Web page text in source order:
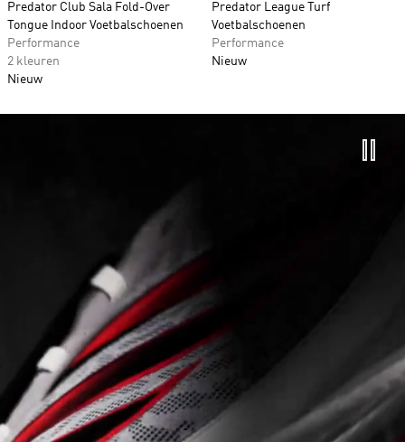
Predator Club Sala Fold-Over
Tongue Indoor Voetbalschoenen
Performance
2 kleuren
Nieuw
Predator League Turf
Voetbalschoenen
Performance
Nieuw